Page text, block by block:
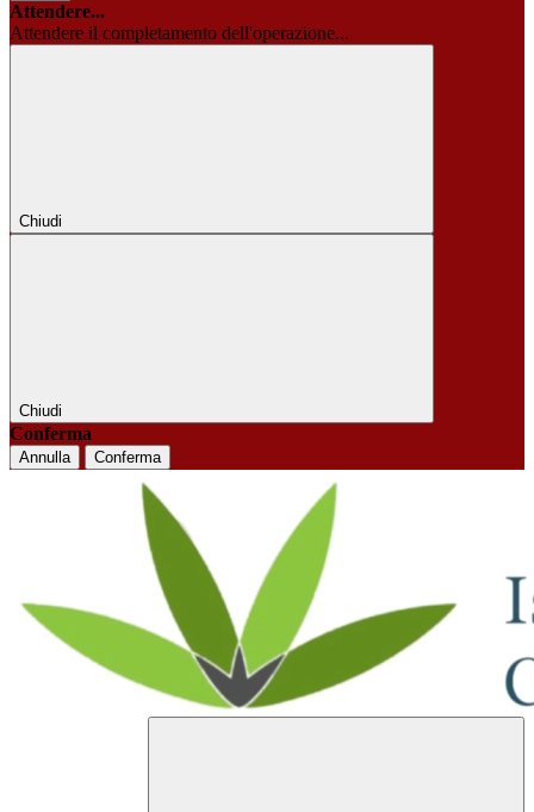
Attendere...
Attendere il completamento dell'operazione...
Chiudi
Chiudi
Conferma
Annulla Conferma